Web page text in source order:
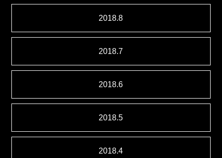
2018.8
2018.7
2018.6
2018.5
2018.4